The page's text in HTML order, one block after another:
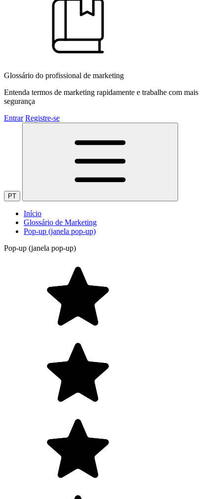
Glossário do profissional de marketing
Entenda termos de marketing rapidamente e trabalhe com mais
segurança
Entrar Registre-se
PT
Início
Glossário de Marketing
Pop-up (janela pop-up)
Pop-up (janela pop-up)